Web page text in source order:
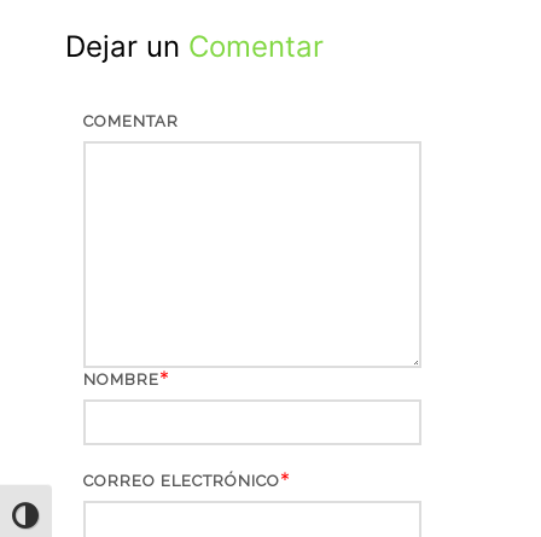
ALTERNAR ALTO CONTRASTE
Dejar un Comentar
COMENTAR
NOMBRE*
CORREO ELECTRÓNICO*